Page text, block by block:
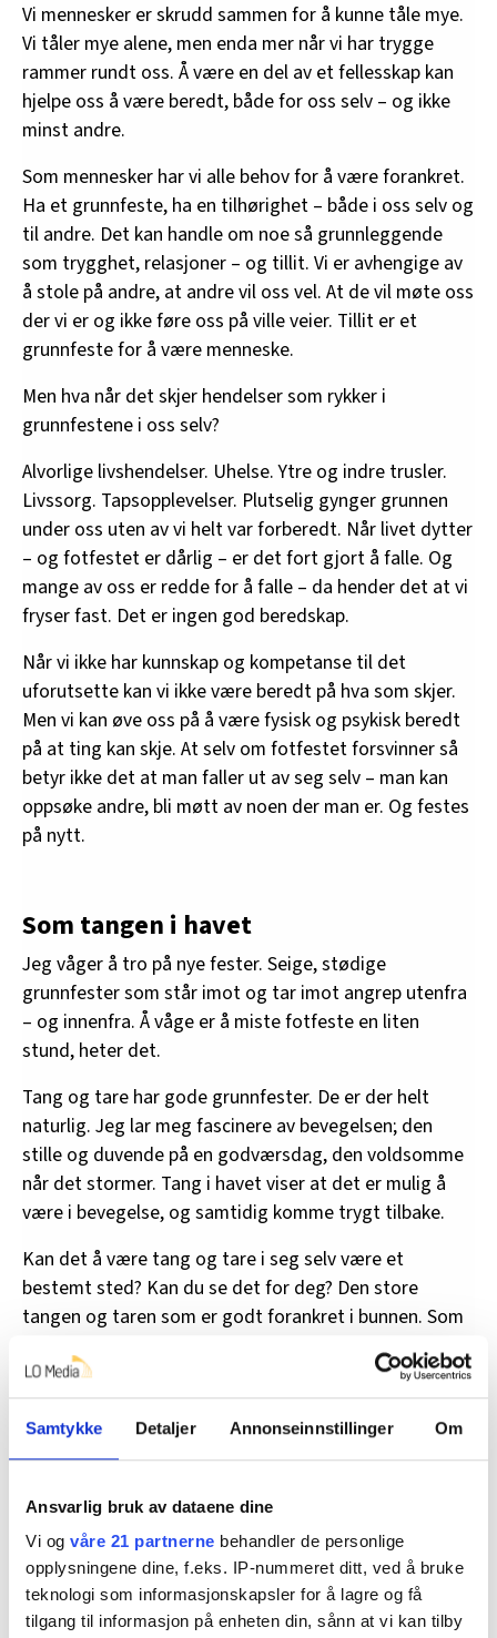
Samtykke Detaljer Annonseinnstillinger Om
Ansvarlig bruk av dataene dine
Vi og våre 21 partnerne behandler de personlige
opplysningene dine, f.eks. IP-nummeret ditt, ved å bruke
teknologi som informasjonskapsler for å lagre og få
tilgang til informasjon på enheten din, sånn at vi kan tilby
Vi mennesker er skrudd sammen for å kunne tåle mye.
Vi tåler mye alene, men enda mer når vi har trygge
rammer rundt oss. Å være en del av et fellesskap kan
hjelpe oss å være beredt, både for oss selv – og ikke
minst andre.
Som mennesker har vi alle behov for å være forankret.
Ha et grunnfeste, ha en tilhørighet – både i oss selv og
til andre. Det kan handle om noe så grunnleggende
som trygghet, relasjoner – og tillit. Vi er avhengige av
å stole på andre, at andre vil oss vel. At de vil møte oss
der vi er og ikke føre oss på ville veier. Tillit er et
grunnfeste for å være menneske.
Men hva når det skjer hendelser som rykker i
grunnfestene i oss selv?
Alvorlige livshendelser. Uhelse. Ytre og indre trusler.
Livssorg. Tapsopplevelser. Plutselig gynger grunnen
under oss uten av vi helt var forberedt. Når livet dytter
– og fotfestet er dårlig – er det fort gjort å falle. Og
mange av oss er redde for å falle – da hender det at vi
fryser fast. Det er ingen god beredskap.
Når vi ikke har kunnskap og kompetanse til det
uforutsette kan vi ikke være beredt på hva som skjer.
Men vi kan øve oss på å være fysisk og psykisk beredt
på at ting kan skje. At selv om fotfestet forsvinner så
betyr ikke det at man faller ut av seg selv – man kan
oppsøke andre, bli møtt av noen der man er. Og festes
på nytt.
Som tangen i havet
Jeg våger å tro på nye fester. Seige, stødige
grunnfester som står imot og tar imot angrep utenfra
– og innenfra. Å våge er å miste fotfeste en liten
stund, heter det.
Tang og tare har gode grunnfester. De er der helt
naturlig. Jeg lar meg fascinere av bevegelsen; den
stille og duvende på en godværsdag, den voldsomme
når det stormer. Tang i havet viser at det er mulig å
være i bevegelse, og samtidig komme trygt tilbake.
Kan det å være tang og tare i seg selv være et
bestemt sted? Kan du se det for deg? Den store
tangen og taren som er godt forankret i bunnen. Som
følger havets strømninger og dønninger. Som tåler
storm – både over og under overflaten. Og hvis festet
ryker, så etableres ny tang – med nytt feste. Ren og
skjær hjelpekunst.
være å føre seg selv eller andre til ett bestemt sted?
Det åpner for nye forståelsesrammer som kan gi hodet
en pause.
Når et angrep utenfra eller innenfra – et